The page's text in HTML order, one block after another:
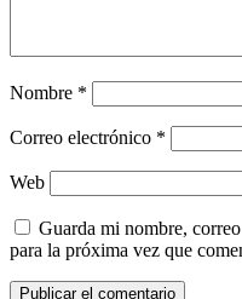
Nombre *
Correo electrónico *
Web
Guarda mi nombre,
para la próxima vez que